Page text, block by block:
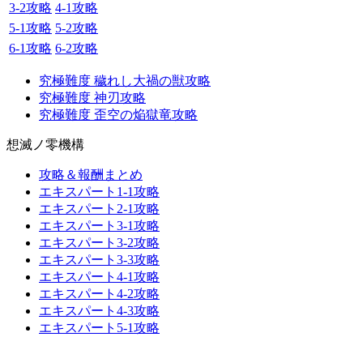
3-2攻略 4-1攻略
5-1攻略 5-2攻略
6-1攻略 6-2攻略
究極難度 穢れし大禍の獣攻略
究極難度 神刃攻略
究極難度 歪空の焔獄竜攻略
想滅ノ零機構
攻略＆報酬まとめ
エキスパート1-1攻略
エキスパート2-1攻略
エキスパート3-1攻略
エキスパート3-2攻略
エキスパート3-3攻略
エキスパート4-1攻略
エキスパート4-2攻略
エキスパート4-3攻略
エキスパート5-1攻略